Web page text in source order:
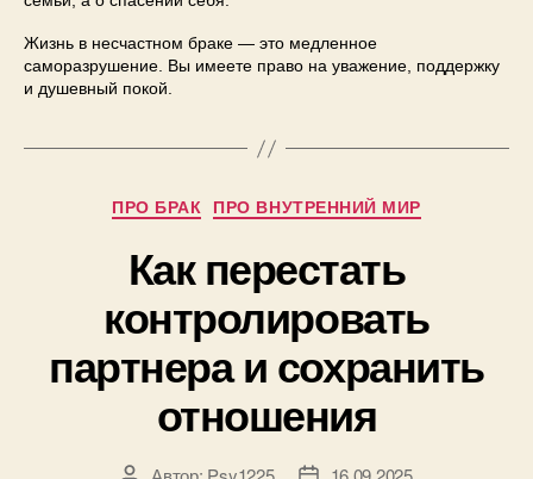
Жизнь в несчастном браке — это медленное
саморазрушение. Вы имеете право на уважение, поддержку
и душевный покой.
ПРО БРАК ПРО ВНУТРЕННИЙ МИР
Как перестать
контролировать
партнера и сохранить
отношения